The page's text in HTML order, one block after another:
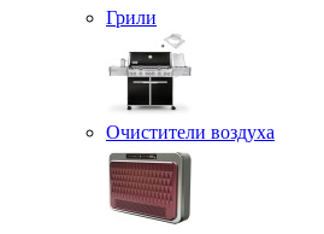
Грили
Очистители воздуха